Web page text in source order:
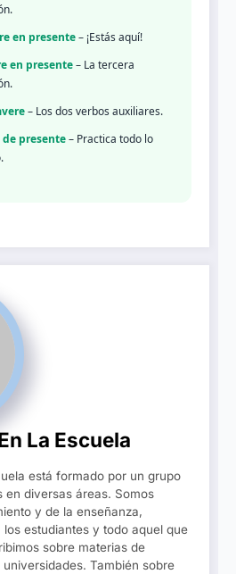
en presente– ¡Estás aquí!
en presente– La tercera
– Los dos verbos auxiliares.
de presente– Practica todo lo
La Escuela
está formado por un grupo
en diversas áreas. Somos
y de la enseñanza,
estudiantes y todo aquel que
sobre materias de
También sobre